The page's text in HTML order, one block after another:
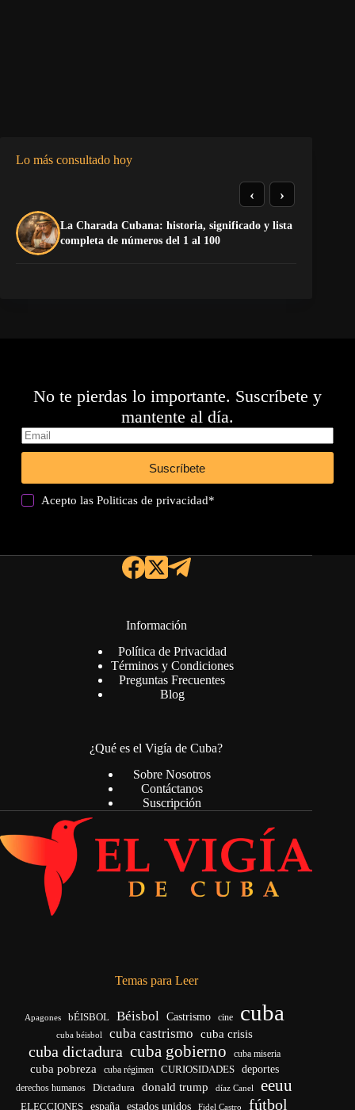
Lo más consultado hoy
La Charada Cubana: historia, significado y lista
completa de números del 1 al 100
‹ ›
No te pierdas lo importante. Suscríbete y
mantente al día.
Suscríbete
Acepto lasPoliticas de privacidad*
Información
Política de Privacidad
Términos y Condiciones
Preguntas Frecuentes
Blog
¿Qué es el Vigía de Cuba?
Sobre Nosotros
Contáctanos
Suscripción
Temas para Leer
Apagones bÉISBOL Béisbol Castrismo cine cuba
cuba béisbol cuba castrismo cuba crisis
cuba dictadura cuba gobierno cuba miseria
cuba pobreza cuba régimen CURIOSIDADES deportes
derechos humanos Dictadura donald trump díaz Canel eeuu
ELECCIONES españa estados unidos Fidel Castro fútbol